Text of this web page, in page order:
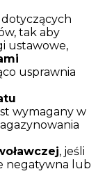
dotyczących
tak aby
ustawowe,
usprawnia
wymagany w
, jeśli
negatywna lub